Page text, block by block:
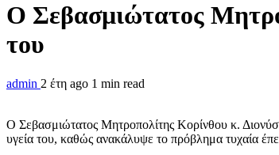
Ο Σεβασμιώτατος
του
admin 2 έτη ago 1 min read
Ο Σεβασμιώτατος Μητροπολίτης Κορίνθου κ.
υγεία του, καθώς ανακάλυψε το πρόβλημα τυχαία